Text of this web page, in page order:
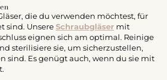
die du verwenden möchtest, für
sind. Unsere Schraubgläser mit
eignen sich am optimal. Reinige
sterilisiere sie, um sicherzustellen,
sind. Es genügt auch, wenn du sie mit